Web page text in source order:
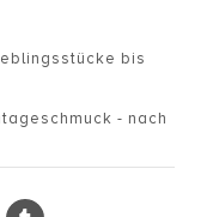
bis
- nach